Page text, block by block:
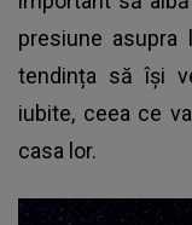
presiune asupra
tendința să își
iubite, ceea ce
casa lor.